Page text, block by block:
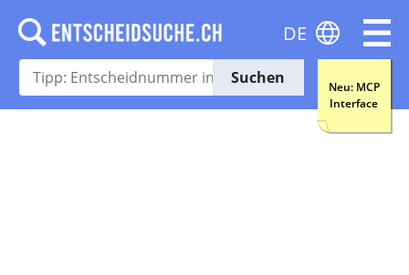
Suchen
Neu: MCP
Interface
DE